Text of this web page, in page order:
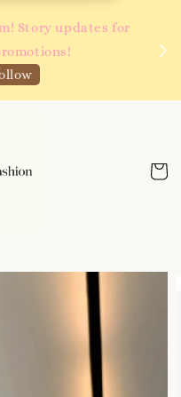
Story updates for